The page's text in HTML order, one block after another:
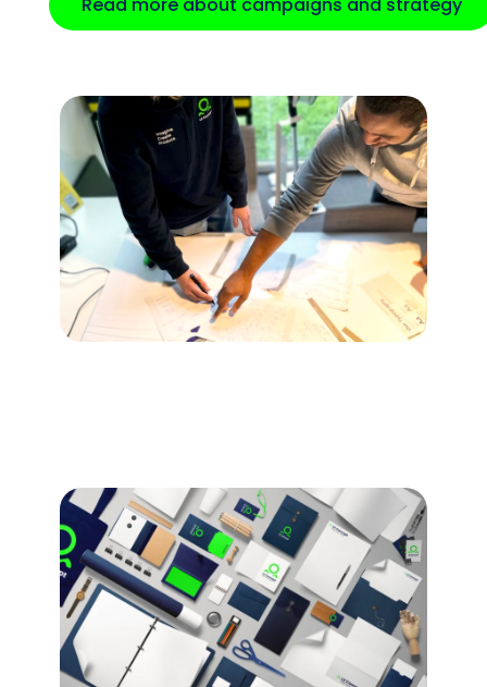
Read more about campaigns and strategy